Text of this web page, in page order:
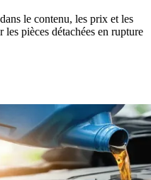
le contenu, les prix et les
pièces détachées en rupture